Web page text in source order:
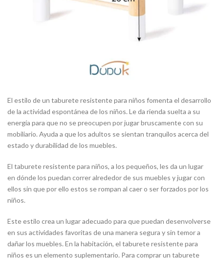
El estilo de un taburete resistente para niños fomenta el desarrollo
de la actividad espontánea de los niños. Le da rienda suelta a su
energía para que no se preocupen por jugar bruscamente con su
mobiliario. Ayuda a que los adultos se sientan tranquilos acerca del
estado y durabilidad de los muebles.
El taburete resistente para niños, a los pequeños, les da un lugar
en dónde los puedan correr alrededor de sus muebles y jugar con
ellos sin que por ello estos se rompan al caer o ser forzados por los
niños.
Este estilo crea un lugar adecuado para que puedan desenvolverse
en sus actividades favoritas de una manera segura y sin temor a
dañar los muebles. En la habitación, el taburete resistente para
niños es un elemento suplementario. Para comprar un taburete